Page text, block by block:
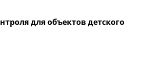
для объектов детского